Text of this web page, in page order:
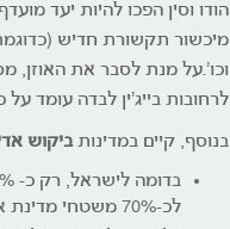
הודו וסין הפכו להיות יעד
וכו'.על מנת לסבר את האוזן,
לרחובות בייג'ין לבדה עומד על כ-
בנוסף, קיים במדינותביקוש
לכ-70% משטחי